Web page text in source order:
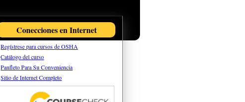
Conecciones en Internet
Regístrese para cursos de OSHA
Catálogo del curso
Panfleto Para Su Conveniencia
Sitio de Internet Completo